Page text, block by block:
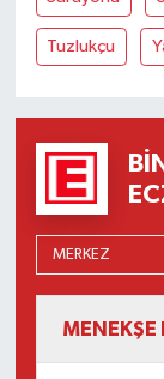
Tuzlukçu
MENEKŞE